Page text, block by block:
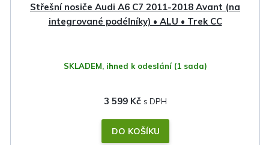
Střešní nosiče Audi A6 C7 2011-2018 Avant (na
integrované podélníky) • ALU • Trek CC
SKLADEM, ihned k odeslání (1 sada)
3 599 Kč
DO KOŠÍKU